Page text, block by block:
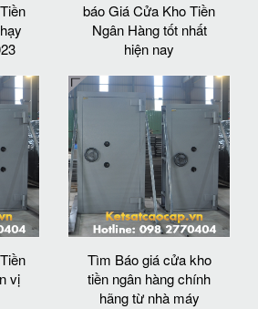
báo Giá Cửa Kho Tiền
Ngân Hàng tốt nhất
hiện nay
vị
Tìm Báo giá cửa kho
tiền ngân hàng chính
hãng từ nhà máy